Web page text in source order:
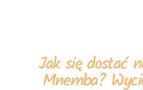
Jak się dostać
Mnemba?